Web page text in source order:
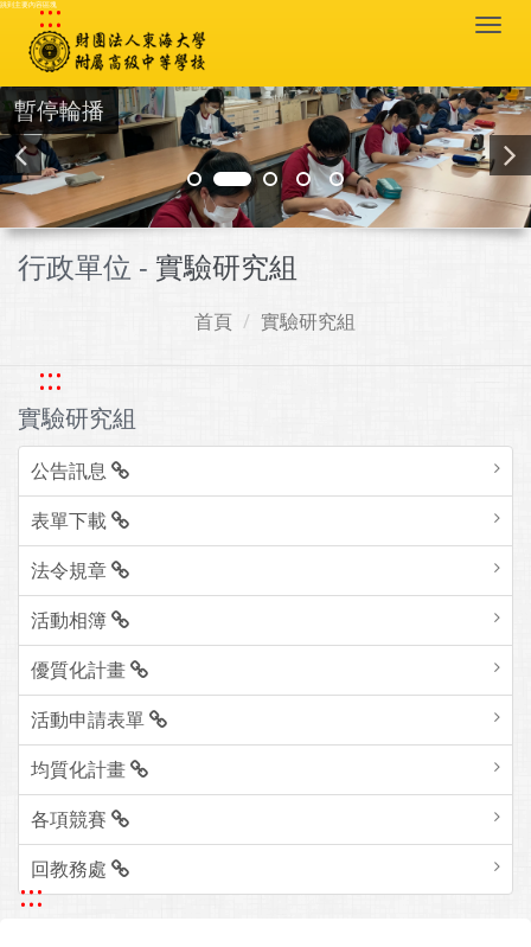
跳到主要內容區塊
:::
暫停輪播
行政單位 - 實驗研究組
首頁 實驗研究組
:::
實驗研究組
公告訊息
表單下載
法令規章
活動相簿
優質化計畫
活動申請表單
均質化計畫
各項競賽
回教務處
:::